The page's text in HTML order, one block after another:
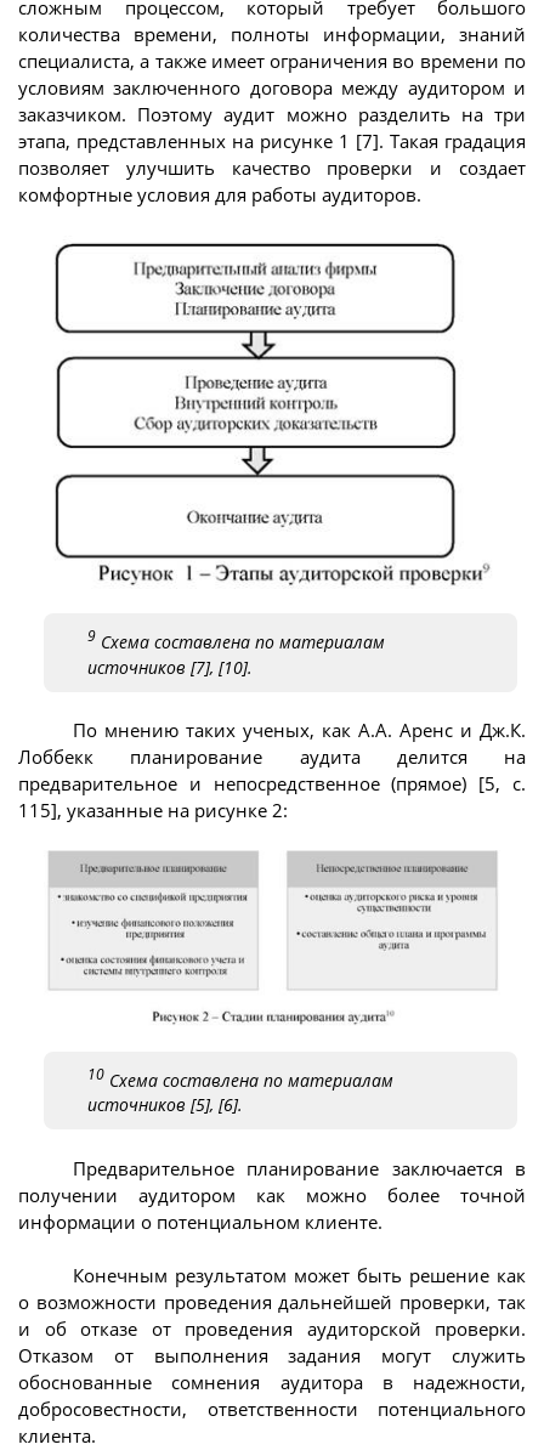
сложным процессом, который требует большого
количества времени, полноты информации, знаний
специалиста, а также имеет ограничения во времени по
условиям заключенного договора между аудитором и
заказчиком. Поэтому аудит можно разделить на три
этапа, представленных на рисунке 1 [7]. Такая градация
позволяет улучшить качество проверки и создает
комфортные условия для работы аудиторов.
9 Схема составлена по материалам
источников [7], [10].
По мнению таких ученых, как А.А. Аренс и Дж.К.
Лоббекк планирование аудита делится на
предварительное и непосредственное (прямое) [5, с.
115], указанные на рисунке 2:
10 Схема составлена по материалам
источников [5], [6].
Предварительное планирование заключается в
получении аудитором как можно более точной
информации о потенциальном клиенте.
Конечным результатом может быть решение как
о возможности проведения дальнейшей проверки, так
и об отказе от проведения аудиторской проверки.
Отказом от выполнения задания могут служить
обоснованные сомнения аудитора в надежности,
добросовестности, ответственности потенциального
клиента.